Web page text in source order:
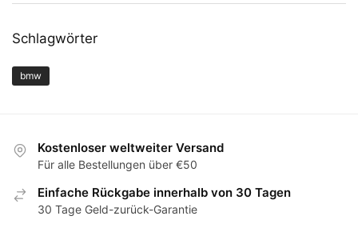
Schlagwörter
bmw
Kostenloser weltweiter Versand
Für alle Bestellungen über €50
Einfache Rückgabe innerhalb von 30 Tagen
30 Tage Geld-zurück-Garantie